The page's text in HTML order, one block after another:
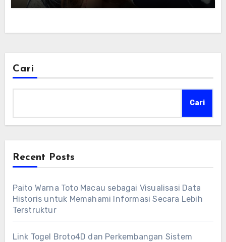
Cari
Cari
Recent Posts
Paito Warna Toto Macau sebagai Visualisasi Data
Historis untuk Memahami Informasi Secara Lebih
Terstruktur
Link Togel Broto4D dan Perkembangan Sistem